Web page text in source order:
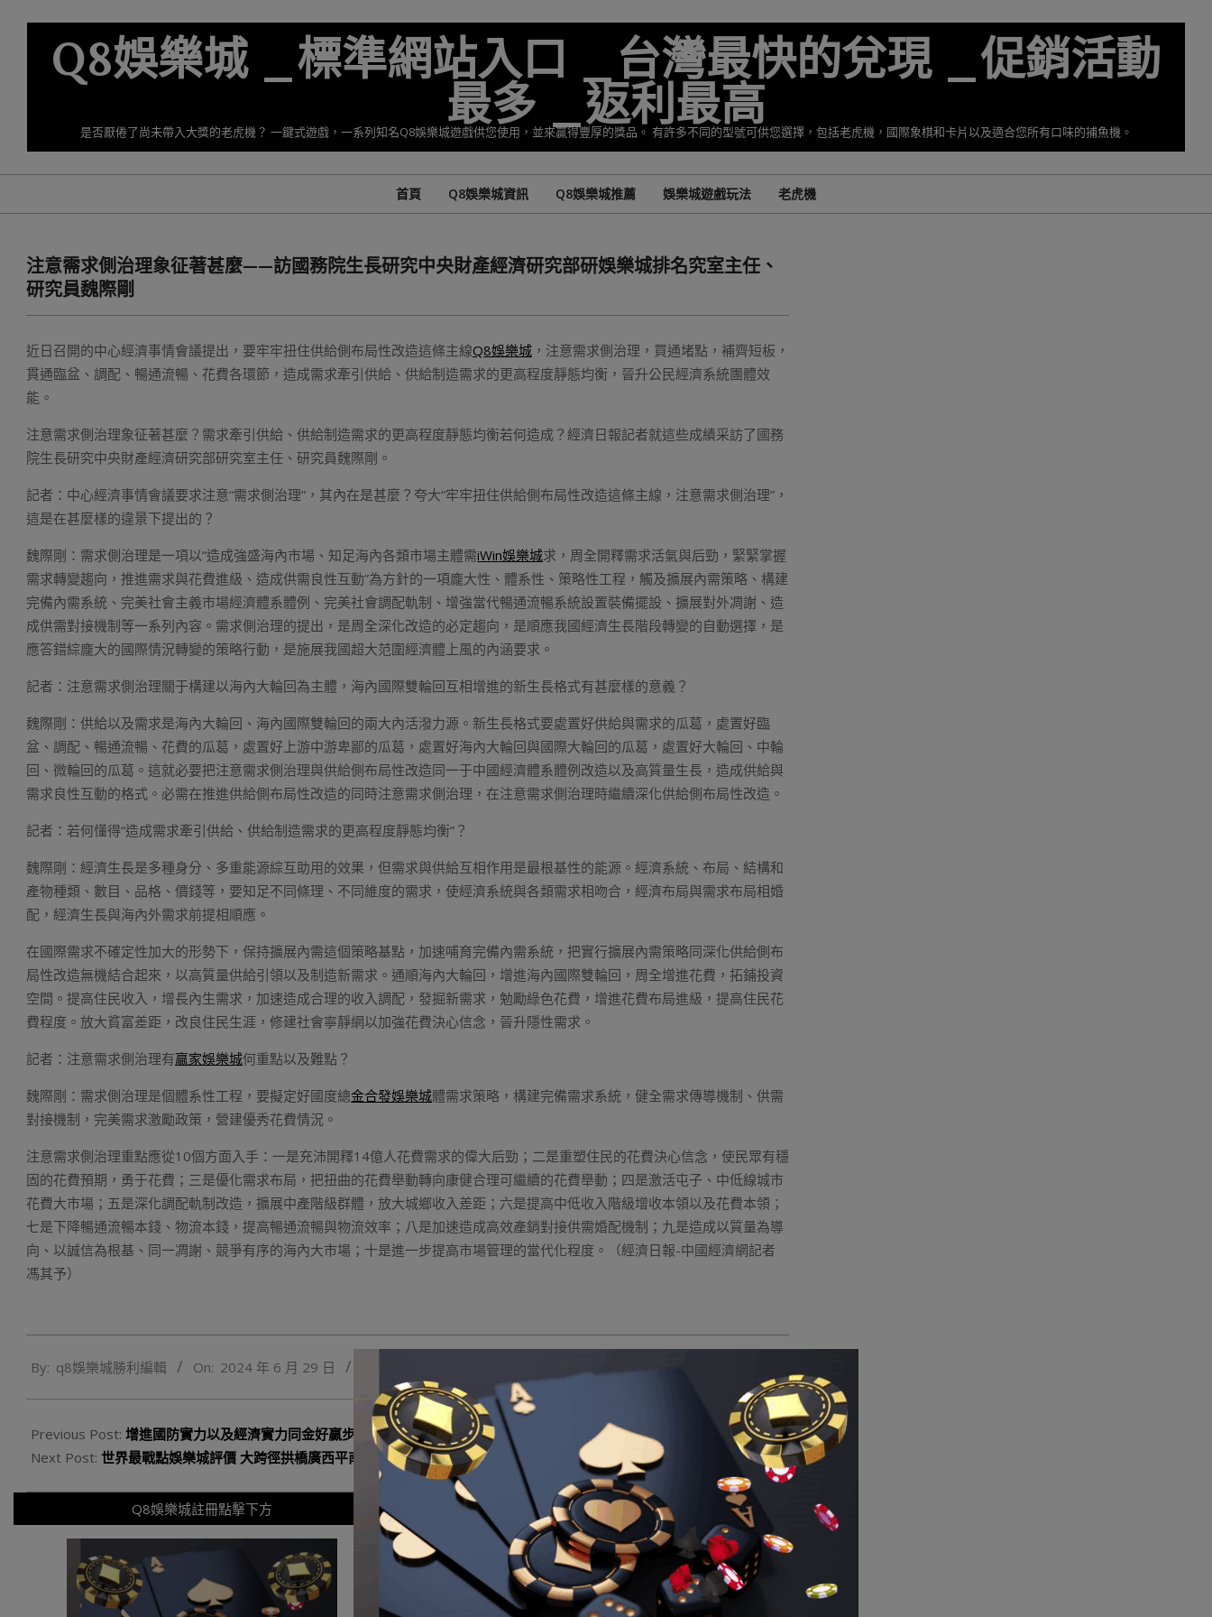
Q8娛樂城 _標準網站入口 _台灣最快的兌現 _促銷活動
最多 _返利最高
是否厭倦了尚未帶入大獎的老虎機？ 一鍵式遊戲，一系列知名Q8娛樂城遊戲供您使用，並來贏得豐厚的獎品。 有許多不同的型號可供您選擇，包括老虎機，國際象棋和卡片以及適合您所有口味的捕魚機。
Primary
Menu
首頁 Q8娛樂城資訊 Q8娛樂城推薦 娛樂城遊戲玩法 老虎機
注意需求側治理象征著甚麼——訪國務院生長研究中央財產經濟研究部研娛樂城排名究室主任、
研究員魏際剛
近日召開的中心經濟事情會議提出，要牢牢扭住供給側布局性改造這條主線Q8娛樂城 ，注意需求側治理，買通堵點，補齊短板，
貫通臨盆、調配、暢通流暢、花費各環節，造成需求牽引供給、供給制造需求的更高程度靜態均衡，晉升公民經濟系統團體效
能。
注意需求側治理象征著甚麼？需求牽引供給、供給制造需求的更高程度靜態均衡若何造成？經濟日報記者就這些成績采訪了國務
院生長研究中央財產經濟研究部研究室主任、研究員魏際剛。
記者：中心經濟事情會議要求注意“需求側治理”，其內在是甚麼？夸大“牢牢扭住供給側布局性改造這條主線，注意需求側治理”，
這是在甚麼樣的違景下提出的？
魏際剛：需求側治理是一項以“造成強盛海內市場、知足海內各類市場主體需iWin娛樂城求，周全開釋需求活氣與后勁，緊緊掌握
需求轉變趨向，推進需求與花費進級、造成供需良性互動”為方針的一項龐大性、體系性、策略性工程，觸及擴展內需策略、構建
完備內需系統、完美社會主義市場經濟體系體例、完美社會調配軌制、增強當代暢通流暢系統設置裝備擺設、擴展對外凋謝、造
成供需對接機制等一系列內容。需求側治理的提出，是周全深化改造的必定趨向，是順應我國經濟生長階段轉變的自動選擇，是
應答錯綜龐大的國際情況轉變的策略行動，是施展我國超大范圍經濟體上風的內涵要求。
記者：注意需求側治理關于構建以海內大輪回為主體，海內國際雙輪回互相增進的新生長格式有甚麼樣的意義？
魏際剛：供給以及需求是海內大輪回、海內國際雙輪回的兩大內活潑力源。新生長格式要處置好供給與需求的瓜葛，處置好臨
盆、調配、暢通流暢、花費的瓜葛，處置好上游中游卑鄙的瓜葛，處置好海內大輪回與國際大輪回的瓜葛，處置好大輪回、中輪
回、微輪回的瓜葛。這就必要把注意需求側治理與供給側布局性改造同一于中國經濟體系體例改造以及高質量生長，造成供給與
需求良性互動的格式。必需在推進供給側布局性改造的同時注意需求側治理，在注意需求側治理時繼續深化供給側布局性改造。
記者：若何懂得“造成需求牽引供給、供給制造需求的更高程度靜態均衡”？
魏際剛：經濟生長是多種身分、多重能源綜互助用的效果，但需求與供給互相作用是最根基性的能源。經濟系統、布局、結構和
產物種類、數目、品格、價錢等，要知足不同條理、不同維度的需求，使經濟系統與各類需求相吻合，經濟布局與需求布局相婚
配，經濟生長與海內外需求前提相順應。
在國際需求不確定性加大的形勢下，保持擴展內需這個策略基點，加速哺育完備內需系統，把實行擴展內需策略同深化供給側布
局性改造無機結合起來，以高質量供給引領以及制造新需求。通順海內大輪回，增進海內國際雙輪回，周全增進花費，拓鋪投資
空間。提高住民收入，增長內生需求，加速造成合理的收入調配，發掘新需求，勉勵綠色花費，增進花費布局進級，提高住民花
費程度。放大貧富差距，改良住民生涯，修建社會寧靜網以加強花費決心信念，晉升隱性需求。
記者：注意需求側治理有贏家娛樂城何重點以及難點？
魏際剛：需求側治理是個體系性工程，要擬定好國度總金合發娛樂城體需求策略，構建完備需求系統，健全需求傳導機制、供需
對接機制，完美需求激勵政策，營建優秀花費情況。
注意需求側治理重點應從10個方面入手：一是充沛開釋14億人花費需求的偉大后勁；二是重塑住民的花費決心信念，使民眾有穩
固的花費預期，勇于花費；三是優化需求布局，把扭曲的花費舉動轉向康健合理可繼續的花費舉動；四是激活屯子、中低線城市
花費大市場；五是深化調配軌制改造，擴展中產階級群體，放大城鄉收入差距；六是提高中低收入階級增收本領以及花費本領；
七是下降暢通流暢本錢、物流本錢，提高暢通流暢與物流效率；八是加速造成高效產銷對接供需婚配機制；九是造成以質量為導
向、以誠信為根基、同一凋謝、競爭有序的海內大市場；十是進一步提高市場管理的當代化程度。（經濟日報-中國經濟網記者
馮其予）
06-
By: q8娛樂城勝利編輯 On: 2024 年 6 月 29 日
Previous Post: 增進國防實力以及經濟實力同金好贏步晉升
Next Post: 世界最戰點娛樂城評價 大跨徑拱橋廣西平南三橋建成通車
Q8娛樂城註冊點擊下方